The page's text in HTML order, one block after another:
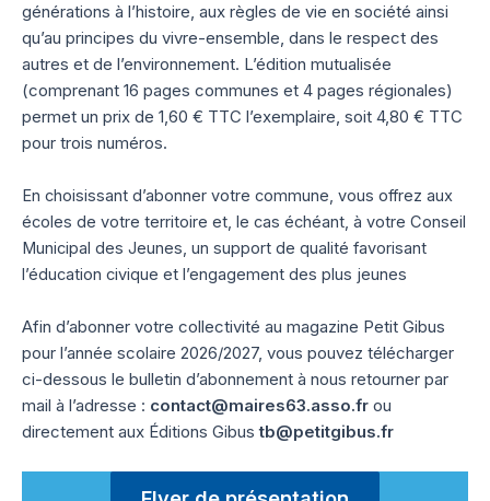
générations à l’histoire, aux règles de vie en société ainsi
qu’au principes du vivre-ensemble, dans le respect des
autres et de l’environnement. L’édition mutualisée
(comprenant 16 pages communes et 4 pages régionales)
permet un prix de 1,60 € TTC l’exemplaire, soit 4,80 € TTC
pour trois numéros.
En choisissant d’abonner votre commune, vous offrez aux
écoles de votre territoire et, le cas échéant, à votre Conseil
Municipal des Jeunes, un support de qualité favorisant
l’éducation civique et l’engagement des plus jeunes
Afin d’abonner votre collectivité au magazine Petit Gibus
pour l’année scolaire 2026/2027, vous pouvez télécharger
ci-dessous le bulletin d’abonnement à nous retourner par
mail à l’adresse : contact@maires63.asso.fr ou
directement aux Éditions Gibustb@petitgibus.fr